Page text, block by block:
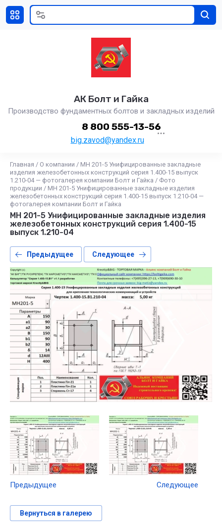
АК Болт и Гайка
Производство фундаментных болтов и закладных изделий
big.zavod@yandex.ru
8 800 555-13-56
Главная / О компании / МН 201-5 Унифицированные закладные
изделия железобетонных конструкций серия 1.400-15 выпуск
1.210-04 — фотогалерея компании Болт и Гайка / Фото
продукции / МН 201-5 Унифицированные закладные изделия
железобетонных конструкций серия 1.400-15 выпуск 1.210-04 —
фотогалерея компании Болт и Гайка
МН 201-5 Унифицированные закладные изделия
железобетонных конструкций серия 1.400-15
выпуск 1.210-04
Предыдущее Следующее
Предыдущее Следующее
Вернуться в галерею